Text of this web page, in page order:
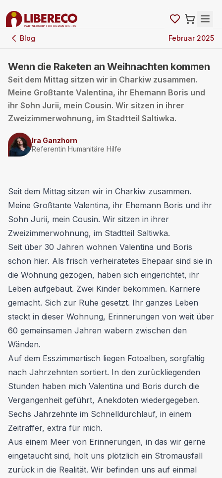
Blog Februar 2025
Wenn die Raketen an Weihnachten kommen
Seit dem Mittag sitzen wir in Charkiw zusammen.
Meine Großtante Valentina, ihr Ehemann Boris und
ihr Sohn Jurii, mein Cousin. Wir sitzen in ihrer
Zweizimmerwohnung, im Stadtteil Saltiwka.
Ira Ganzhorn
Referentin Humanitäre Hilfe
Seit dem Mittag sitzen wir in Charkiw zusammen.
Meine Großtante Valentina, ihr Ehemann Boris und ihr
Sohn Jurii, mein Cousin. Wir sitzen in ihrer
Zweizimmerwohnung, im Stadtteil Saltiwka.
Seit über 30 Jahren wohnen Valentina und Boris
schon hier. Als frisch verheiratetes Ehepaar sind sie in
die Wohnung gezogen, haben sich eingerichtet, ihr
Leben aufgebaut. Zwei Kinder bekommen. Karriere
gemacht. Sich zur Ruhe gesetzt. Ihr ganzes Leben
steckt in dieser Wohnung, Erinnerungen von weit über
60 gemeinsamen Jahren wabern zwischen den
Wänden.
Auf dem Esszimmertisch liegen Fotoalben, sorgfältig
nach Jahrzehnten sortiert. In den zurückliegenden
Stunden haben mich Valentina und Boris durch die
Vergangenheit geführt, Anekdoten wiedergegeben.
Sechs Jahrzehnte im Schnelldurchlauf, in einem
Zeitraffer, extra für mich.
Aus einem Meer von Erinnerungen, in das wir gerne
eingetaucht sind, holt uns plötzlich ein Stromausfall
zurück in die Realität. Wir befinden uns auf einmal